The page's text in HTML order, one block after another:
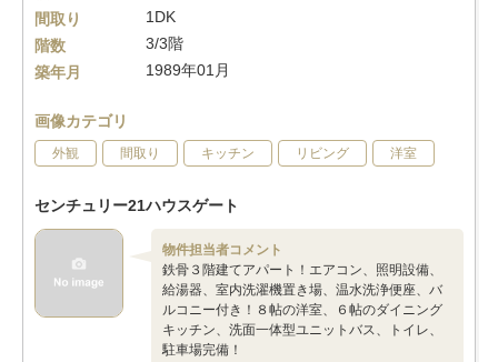
間取り
1DK
階数
3/3階
築年月
1989年01月
画像カテゴリ
外観 間取り キッチン リビング 洋室
センチュリー21ハウスゲート
物件担当者コメント
鉄骨３階建てアパート！エアコン、照明設備、
給湯器、室内洗濯機置き場、温水洗浄便座、バ
ルコニー付き！８帖の洋室、６帖のダイニング
キッチン、洗面一体型ユニットバス、トイレ、
駐車場完備！